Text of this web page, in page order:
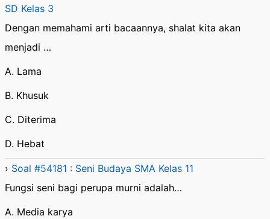
SD Kelas 3
Dengan memahami arti bacaannya, shalat kita akan
menjadi …
A. Lama
B. Khusuk
C. Diterima
D. Hebat
› Soal #54181 : Seni Budaya SMA Kelas 11
Fungsi seni bagi perupa murni adalah…
A. Media karya